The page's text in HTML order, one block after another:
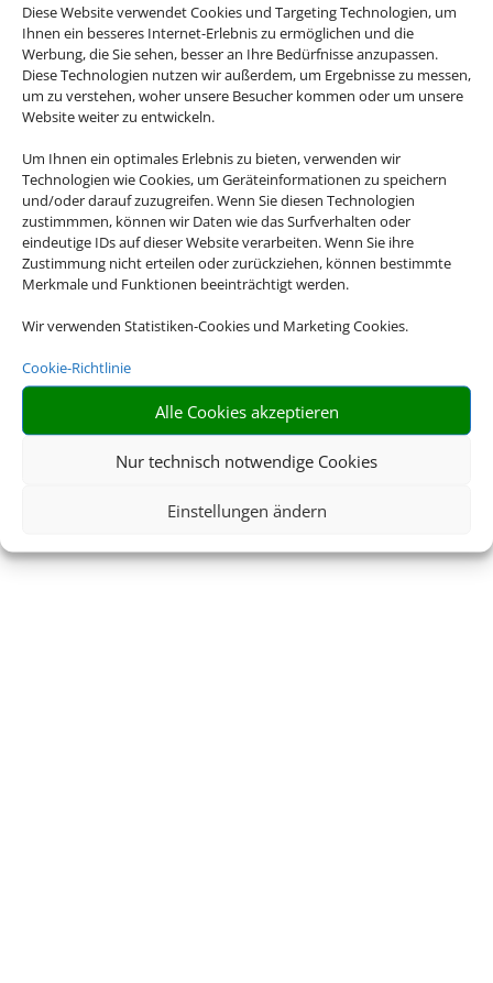
Diese Website verwendet Cookies und Targeting Technologien, um
Ihnen ein besseres Internet-Erlebnis zu ermöglichen und die
Werbung, die Sie sehen, besser an Ihre Bedürfnisse anzupassen.
Diese Technologien nutzen wir außerdem, um Ergebnisse zu messen,
um zu verstehen, woher unsere Besucher kommen oder um unsere
Website weiter zu entwickeln.
Um Ihnen ein optimales Erlebnis zu bieten, verwenden wir
Technologien wie Cookies, um Geräteinformationen zu speichern
und/oder darauf zuzugreifen. Wenn Sie diesen Technologien
zustimmmen, können wir Daten wie das Surfverhalten oder
eindeutige IDs auf dieser Website verarbeiten. Wenn Sie ihre
Zustimmung nicht erteilen oder zurückziehen, können bestimmte
Merkmale und Funktionen beeinträchtigt werden.
Wir verwenden Statistiken-Cookies und Marketing Cookies.
Cookie-Richtlinie
Alle Cookies akzeptieren
Nur technisch notwendige Cookies
Einstellungen ändern